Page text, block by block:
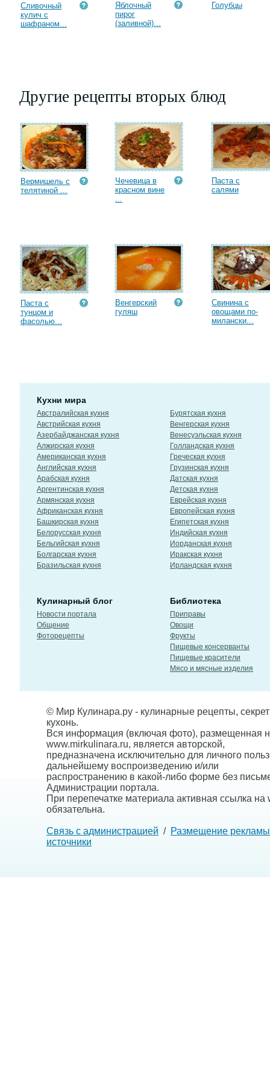
Сливочный
кулич с
шафраном...
Яблочный
пирог
(заливной)...
Голубцы
Другие рецепты вторых блюд
Вермишель с
телятиной ...
Чечевица в
красном вине
...
Паста с
салями
Паста с
тунцом и
фасолью...
Венгерский
гуляш
Свинина с
овощами по-
милански...
Кухни мира
Австралийская кухня
Австрийская кухня
Азербайджанская кухня
Алжирская кухня
Американская кухня
Английская кухня
Арабская кухня
Аргентинская кухня
Армянская кухня
Африканская кухня
Башкирская кухня
Белорусская кухня
Бельгийская кухня
Болгарская кухня
Бразильская кухня
Бурятская кухня
Венгерская кухня
Венесуэльская кухня
Голландская кухня
Греческая кухня
Грузинская кухня
Датская кухня
Детская кухня
Еврейская кухня
Европейская кухня
Египетская кухня
Индийская кухня
Иорданская кухня
Иракская кухня
Ирландская кухня
Кулинарный блог
Новости портала
Общение
Фоторецепты
Библиотека
Приправы
Овощи
Фрукты
Пищевые консерванты
Пищевые красители
Мясо и мясные изделия
© Мир Кулинара.ру - кулинарные рецепты,
кухонь.
Вся информация (включая фото), размещенная
www.mirkulinara.ru, является авторской,
предназначена исключительно для личного
дальнейшему воспроизведению и/или
распространению в какой-либо форме без
Администрации портала.
При перепечатке материала активная ссылка на
обязательна.
Связь с администрацией / Размещение рекламы
источники